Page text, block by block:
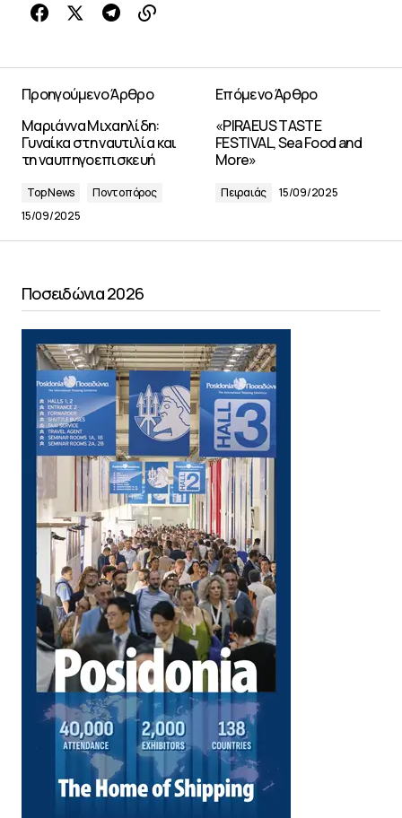
Προηγούμενο Άρθρο
Μαριάννα Μιχαηλίδη:
Γυναίκα στη ναυτιλία και
τη ναυπηγοεπισκευή
Top News
Ποντοπόρος
15/09/2025
Επόμενο Άρθρο
«PIRAEUS TASTE
FESTIVAL, Sea Food and
More»
Πειραιάς 15/09/2025
Ποσειδώνια 2026